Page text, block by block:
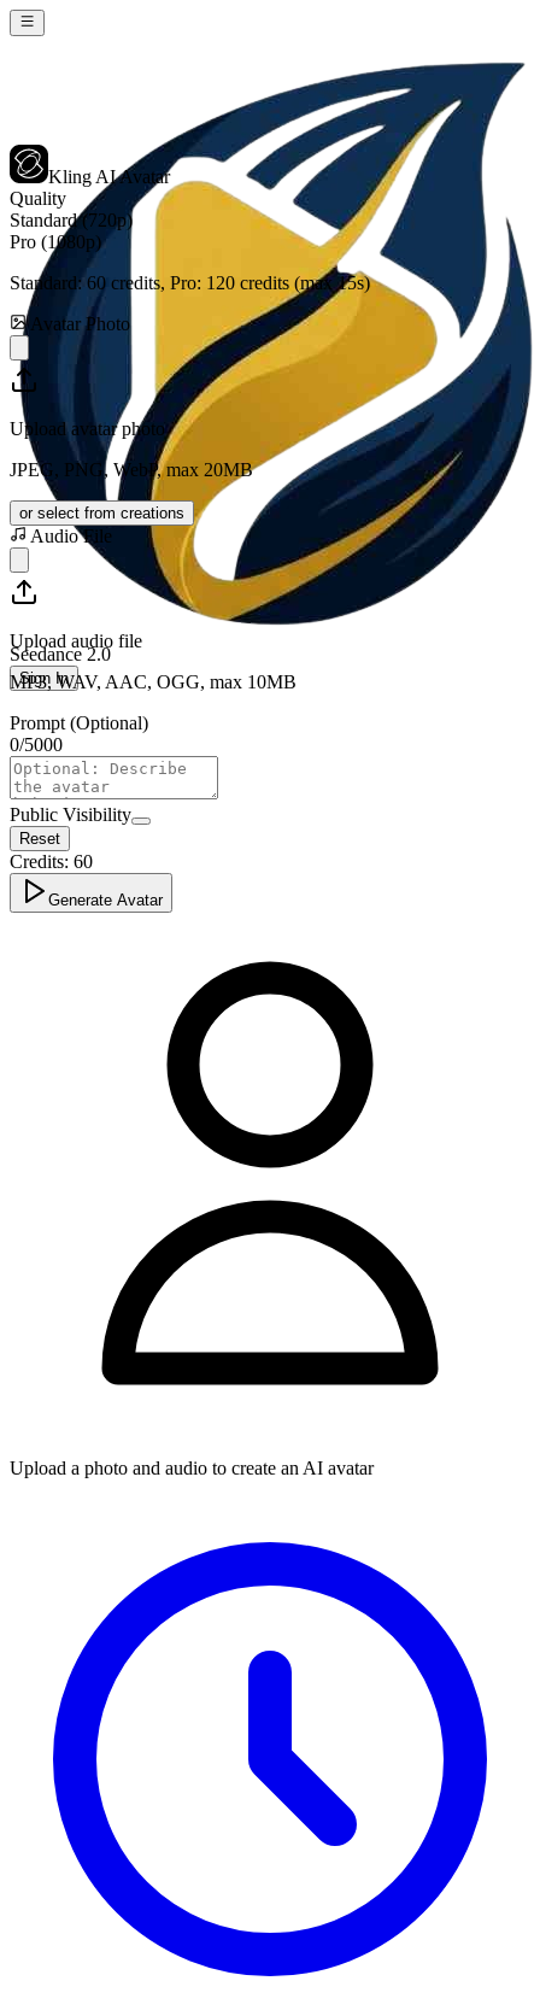
Seedance 2.0
Sign In
Kling AI Avatar
Quality
Standard (720p)
Pro (1080p)
Standard: 60 credits, Pro: 120 credits (max 15s)
Avatar Photo
Upload avatar photo
JPEG, PNG, WebP, max 20MB
or select from creations
Audio File
Upload audio file
MP3, WAV, AAC, OGG, max 10MB
Prompt (Optional)
0/5000
Public Visibility
Reset
Credits: 60
Generate Avatar
Upload a photo and audio to create an AI avatar